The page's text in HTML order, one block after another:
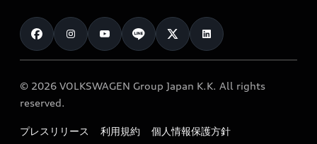
カタログ一覧
車検 / 定期点検
e-tronアフターサポート
myAudi
クオリティ
保証
メンテナンス
お知らせ
オーナー様向けキャンペーン
特定整備適用車一覧
リサイクル法
© 2026 VOLKSWAGEN Group Japan K.K. All rights
reserved.
プレスリリース 利用規約
個人情報保護方針